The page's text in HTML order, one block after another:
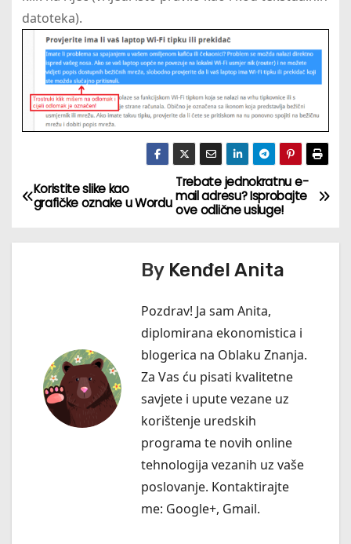
datoteka).
N
Trebate jednokratnu e-
mail adresu? Isprobajte
ove odlične usluge!
Koristite slike kao
grafičke oznake u Wordu
By Kenđel Anita
Pozdrav! Ja sam Anita,
diplomirana ekonomistica i
blogerica na Oblaku Znanja.
Za Vas ću pisati kvalitetne
savjete i upute vezane uz
korištenje uredskih
programa te novih online
tehnologija vezanih uz vaše
poslovanje. Kontaktirajte
me: Google+, Gmail.